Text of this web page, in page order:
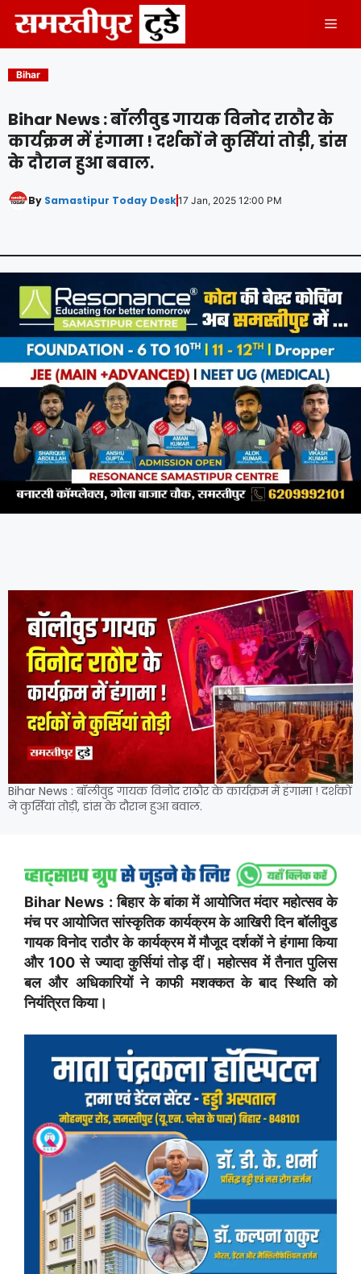
content
Bihar
Bihar News : बॉलीवुड गायक विनोद राठौर के
कार्यक्रम में हंगामा ! दर्शकों ने कुर्सियां ​​तोड़ी, डांस
के दौरान हुआ बवाल.
By Samastipur Today Desk17 Jan, 2025 12:00 PM
Bihar News : बॉलीवुड गायक विनोद राठौर के कार्यक्रम में हंगामा ! दर्शकों
ने कुर्सियां ​​तोड़ी, डांस के दौरान हुआ बवाल.
Bihar News : बिहार के बांका में आयोजित मंदार महोत्सव के
मंच पर आयोजित सांस्कृतिक कार्यक्रम के आखिरी दिन बॉलीवुड
गायक विनोद राठौर के कार्यक्रम में मौजूद दर्शकों ने हंगामा किया
और 100 से ज्यादा कुर्सियां ​​तोड़ दीं। महोत्सव में तैनात पुलिस
बल और अधिकारियों ने काफी मशक्कत के बाद स्थिति को
नियंत्रित किया।